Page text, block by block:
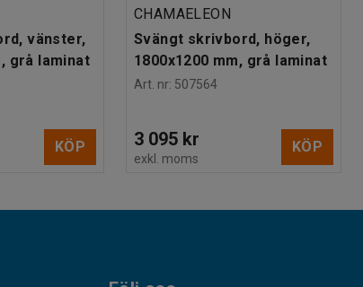
vänster,
grå laminat
KÖP
CHAMAELEON
Svängt skrivbord, höger,
1800x1200 mm, grå laminat
Art. nr: 507564
3 095 kr
exkl. moms
KÖP